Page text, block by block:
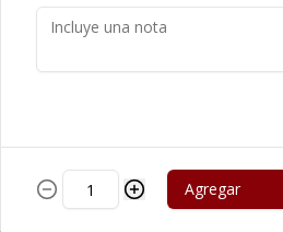
Agregar